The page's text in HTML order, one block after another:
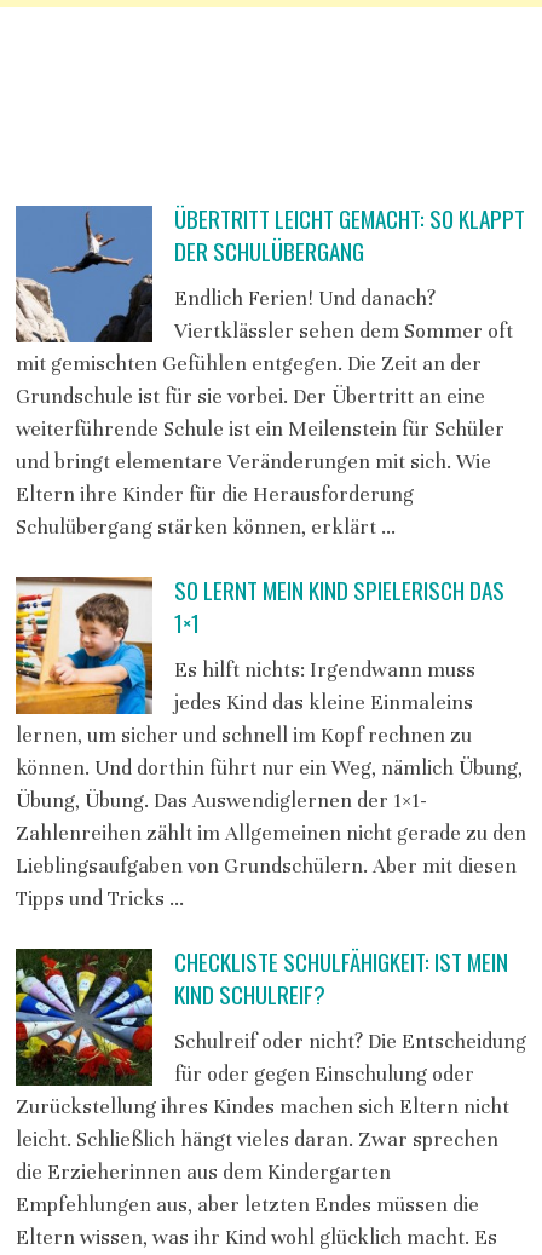
ÜBERTRITT LEICHT GEMACHT: SO KLAPPT
DER SCHULÜBERGANG
Endlich Ferien! Und danach?
Viertklässler sehen dem Sommer oft
mit gemischten Gefühlen entgegen. Die Zeit an der
Grundschule ist für sie vorbei. Der Übertritt an eine
weiterführende Schule ist ein Meilenstein für Schüler
und bringt elementare Veränderungen mit sich. Wie
Eltern ihre Kinder für die Herausforderung
Schulübergang stärken können, erklärt …
SO LERNT MEIN KIND SPIELERISCH DAS
1×1
Es hilft nichts: Irgendwann muss
jedes Kind das kleine Einmaleins
lernen, um sicher und schnell im Kopf rechnen zu
können. Und dorthin führt nur ein Weg, nämlich Übung,
Übung, Übung. Das Auswendiglernen der 1×1-
Zahlenreihen zählt im Allgemeinen nicht gerade zu den
Lieblingsaufgaben von Grundschülern. Aber mit diesen
Tipps und Tricks …
CHECKLISTE SCHULFÄHIGKEIT: IST MEIN
KIND SCHULREIF?
Schulreif oder nicht? Die Entscheidung
für oder gegen Einschulung oder
Zurückstellung ihres Kindes machen sich Eltern nicht
leicht. Schließlich hängt vieles daran. Zwar sprechen
die Erzieherinnen aus dem Kindergarten
Empfehlungen aus, aber letzten Endes müssen die
Eltern wissen, was ihr Kind wohl glücklich macht. Es